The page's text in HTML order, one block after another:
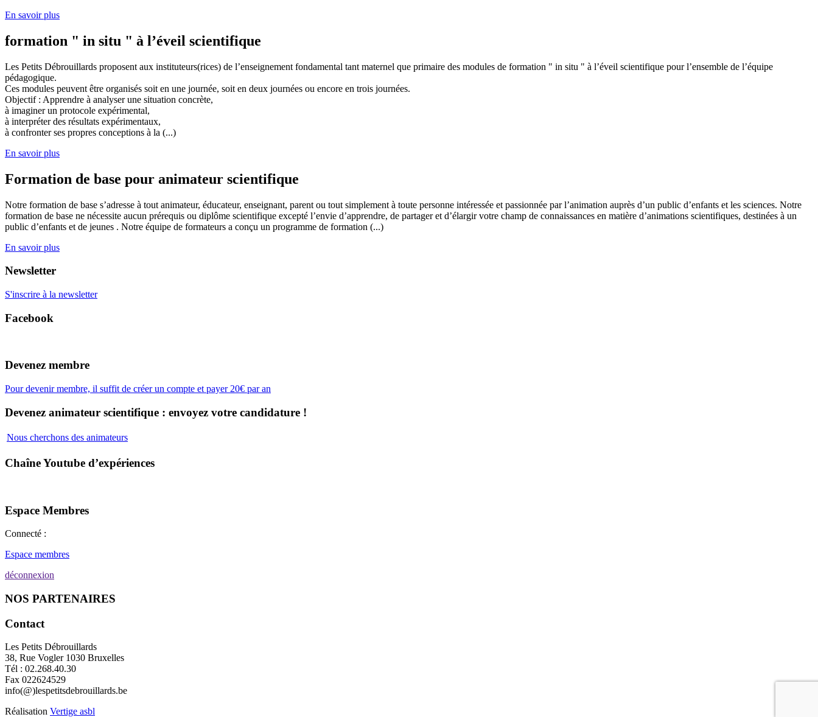
En savoir plus
formation " in situ " à l’éveil scientifique
Les Petits Débrouillards proposent aux instituteurs(rices) de l’enseignement fondamental tant maternel que primaire des modules de formation " in situ " à l’éveil scientifique pour l’ensemble de l’équipe
pédagogique.
Ces modules peuvent être organisés soit en une journée, soit en deux journées ou encore en trois journées.
Objectif : Apprendre à analyser une situation concrète,
à imaginer un protocole expérimental,
à interpréter des résultats expérimentaux,
à confronter ses propres conceptions à la (...)
En savoir plus
Formation de base pour animateur scientifique
Notre formation de base s’adresse à tout animateur, éducateur, enseignant, parent ou tout simplement à toute personne intéressée et passionnée par l’animation auprès d’un public d’enfants et les sciences. Notre
formation de base ne nécessite aucun prérequis ou diplôme scientifique excepté l’envie d’apprendre, de partager et d’élargir votre champ de connaissances en matière d’animations scientifiques, destinées à un
public d’enfants et de jeunes . Notre équipe de formateurs a conçu un programme de formation (...)
En savoir plus
Newsletter
S'inscrire à la newsletter
Facebook
Devenez membre
Pour devenir membre, il suffit de créer un compte et payer 20€ par an
Devenez animateur scientifique : envoyez votre candidature !
Nous cherchons des animateurs
Chaîne Youtube d’expériences
Espace Membres
Connecté :
Espace membres
déconnexion
NOS PARTENAIRES
Contact
Les Petits Débrouillards
38, Rue Vogler 1030 Bruxelles
Tél : 02.268.40.30
Fax 022624529
info(@)lespetitsdebrouillards.be
Réalisation Vertige asbl